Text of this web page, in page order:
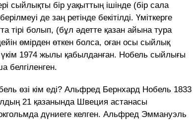
сыйлықты бір уақыттың ішінде (бір сала
де заң ретінде бекітілді. Үміткерге
тірі болып, (бұл әдетте қазан айына тура
өмірден өткен болса, оған осы сыйлық
1974 жылы қабылданған. Нобель сыйлығы
өзі кім еді? Альфред Бернхард Нобель 1833
21 қазанында Швеция астанасы
дүниеге келген. Альфред Эммануэль